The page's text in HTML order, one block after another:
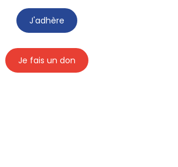
J'adhère
Je fais un don